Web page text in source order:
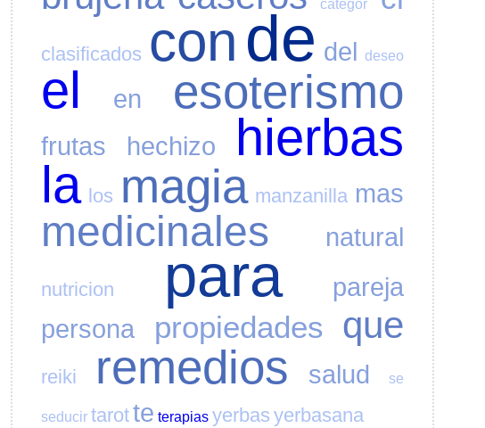
categor
clasificados con de del deseo
el en esoterismo
frutas hechizo
hierbas
la los magia manzanilla mas
medicinales natural
nutricion para
pareja
persona
propiedades que
reiki remedios salud se
seducir tarotte terapias yerbas yerbasana